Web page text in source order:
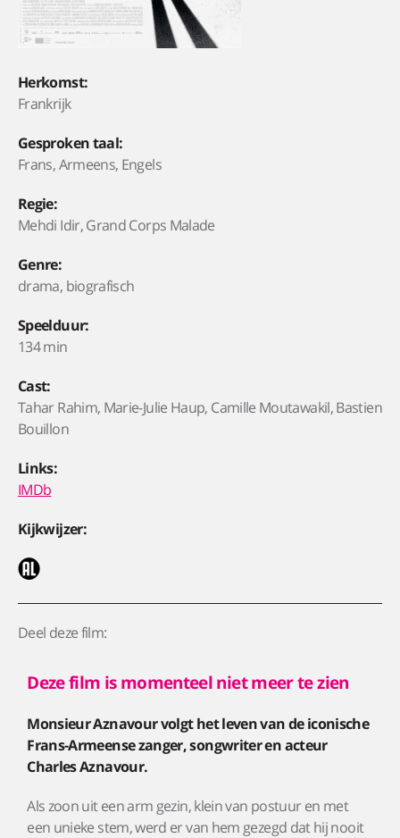
Herkomst:
Frankrijk
Gesproken taal:
Frans, Armeens, Engels
Regie:
Mehdi Idir, Grand Corps Malade
Genre:
drama, biografisch
Speelduur:
134 min
Cast:
Tahar Rahim, Marie-Julie Haup, Camille Moutawakil, Bastien
Bouillon
Links:
IMDb
Kijkwijzer:
Deel deze film:
Deze film is momenteel niet meer te zien
Monsieur Aznavour volgt het leven van de iconische
Frans-Armeense zanger, songwriter en acteur
Charles Aznavour.
Als zoon uit een arm gezin, klein van postuur en met
een unieke stem, werd er van hem gezegd dat hij nooit